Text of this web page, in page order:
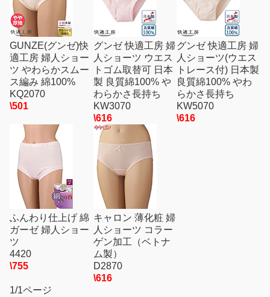
GUNZE(グンゼ)快
適工房 婦人ショー
ツ やわらかスムー
ス編み 綿100%
KQ2070
\501
グンゼ 快適工房 婦
人ショーツ ウエス
トゴム取替可 日本
製 良質綿100% や
わらかさ長持ち
KW3070
\616
グンゼ 快適工房 婦
人ショーツ(ウエス
トレース付) 日本製
良質綿100% やわ
らかさ長持ち
KW5070
\616
ふんわり仕上げ 綿
ガーゼ 婦人ショー
ツ
4420
\755
キャロン 薄化粧 婦
人ショーツ コラー
ゲン加工（ベトナ
ム製）
D2870
\616
1/1ページ